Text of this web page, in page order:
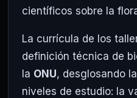
científicos sobre la
La currícula de los
definición técnica de
la ONU, desglosando
niveles de estudio: la